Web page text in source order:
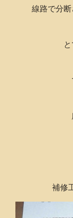
線路で分
補修